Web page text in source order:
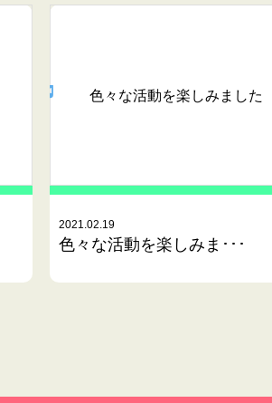
色々な活動を楽しみました
2021.02.19
色々な活動を楽しみま･･･